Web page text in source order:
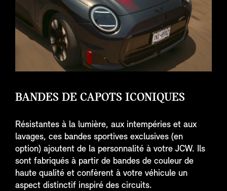
BANDES DE CAPOTS ICONIQUES
Résistantes à la lumière, aux intempéries et aux
lavages, ces bandes sportives exclusives (en
option) ajoutent de la personnalité à votre JCW. Ils
sont fabriqués à partir de bandes de couleur de
haute qualité et confèrent à votre véhicule un
aspect distinctif inspiré des circuits.